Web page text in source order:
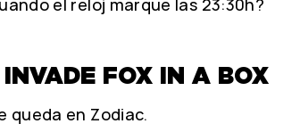
FOX IN A BOX
queda en Zodiac.